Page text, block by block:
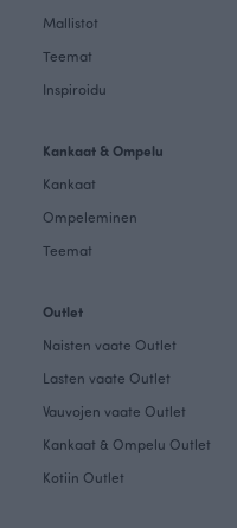
Mallistot
Teemat
Inspiroidu
Kankaat & Ompelu
Kankaat
Ompeleminen
Teemat
Outlet
Naisten vaate Outlet
Lasten vaate Outlet
Vauvojen vaate Outlet
Kankaat & Ompelu Outlet
Kotiin Outlet